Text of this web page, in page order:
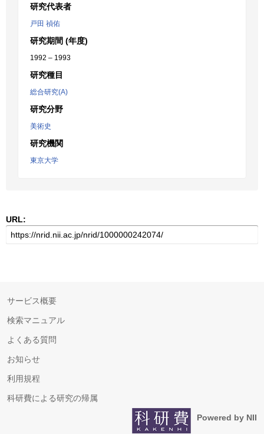
研究代表者
戸田 禎佑
研究期間 (年度)
1992 – 1993
研究種目
総合研究(A)
研究分野
美術史
研究機関
東京大学
URL:
サービス概要
検索マニュアル
よくある質問
お知らせ
利用規程
科研費による研究の帰属
Powered by NII